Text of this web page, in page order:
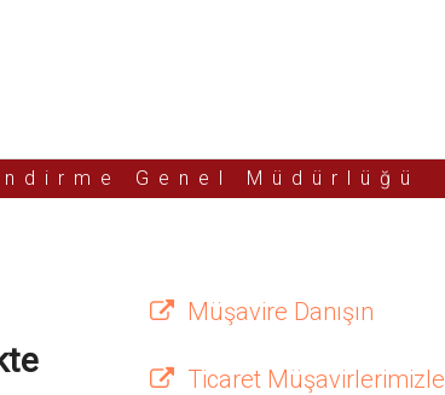
Genel Müdürlüğü
Müşavire Danışın
Ticaret Müşavirlerimizle